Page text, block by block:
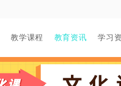
教学课程 教育资讯 学习